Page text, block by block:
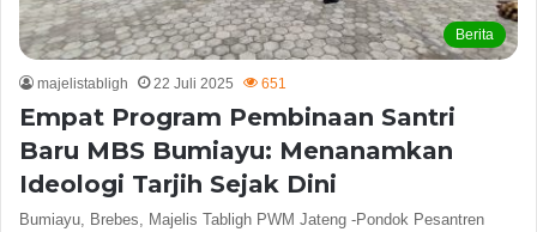
Berita
majelistabligh 22 Juli 2025 651
Empat Program Pembinaan Santri
Baru MBS Bumiayu: Menanamkan
Ideologi Tarjih Sejak Dini
Bumiayu, Brebes, Majelis Tabligh PWM Jateng -Pondok Pesantren